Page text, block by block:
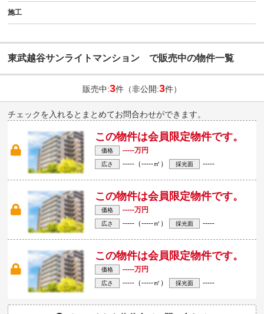
施工
東武越谷サンライトマンション で販売中の物件一覧
販売中:3件（非公開:3件）
チェックを入れるとまとめてお問合わせができます。
この物件は会員限定物件です。
価格 -----万円
広さ -----（-----㎡） 採光面 -----
この物件は会員限定物件です。
価格 -----万円
広さ -----（-----㎡） 採光面 -----
この物件は会員限定物件です。
価格 -----万円
広さ -----（-----㎡） 採光面 -----